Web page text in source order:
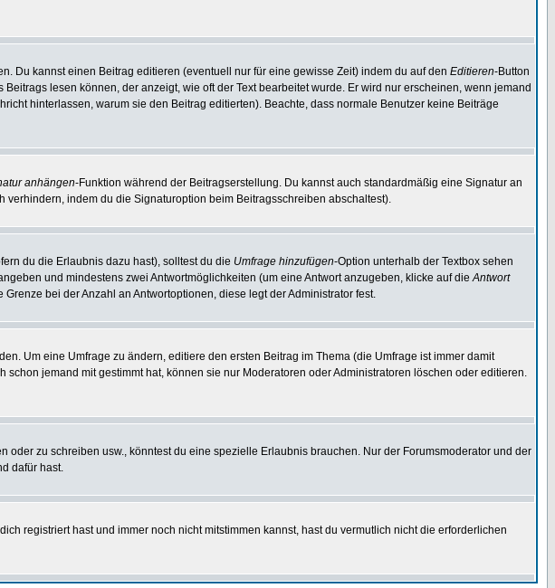
Du kannst einen Beitrag editieren (eventuell nur für eine gewisse Zeit) indem du auf den Editieren-Button
lesen können, der anzeigt, wie oft der Text bearbeitet wurde. Er wird nur erscheinen, wenn jemand
hinterlassen, warum sie den Beitrag editierten). Beachte, dass normale Benutzer keine Beiträge
anhängen-Funktion während der Beitragserstellung. Du kannst auch standardmäßig eine Signatur an
indem du die Signaturoption beim Beitragsschreiben abschaltest).
du die Erlaubnis dazu hast), solltest du die Umfrage hinzufügen-Option unterhalb der Textbox sehen
und mindestens zwei Antwortmöglichkeiten (um eine Antwort anzugeben, klicke auf dieAntwort
bei der Anzahl an Antwortoptionen, diese legt der Administrator fest.
Um eine Umfrage zu ändern, editiere den ersten Beitrag im Thema (die Umfrage ist immer damit
jemand mit gestimmt hat, können sie nur Moderatoren oder Administratoren löschen oder editieren.
zu schreiben usw., könntest du eine spezielle Erlaubnis brauchen. Nur der Forumsmoderator und der
dafür hast.
registriert hast und immer noch nicht mitstimmen kannst, hast du vermutlich nicht die erforderlichen